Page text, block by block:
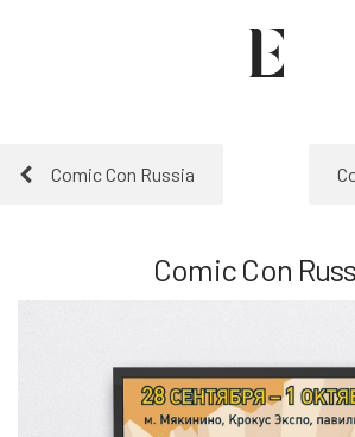
Comic Con Russia
Comic Con